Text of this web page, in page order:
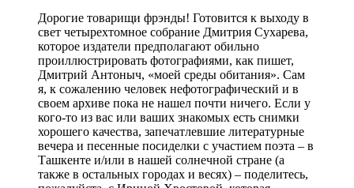
Дорогие товарищи фрэнды!‎ Готовится к выходу в
свет четырехтомное собрание Дмитрия Сухарева,
которое издатели ‎предполагают обильно
проиллюстрировать фотографиями, как пишет,
Дмитрий Антоныч, «моей ‎среды обитания». Сам
я, к сожалению человек нефотографический и в
своем архиве пока не ‎нашел почти ничего. Если у
кого-то из вас или ваших знакомых есть снимки
хорошего качества, ‎запечатлевшие литературные
вечера и песенные посиделки с участием поэта – в
Ташкенте ‎и/или в нашей солнечной стране (а
также в остальных городах и весях) – поделитесь,